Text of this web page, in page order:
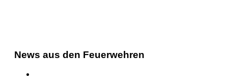
News aus den Feuerwehren